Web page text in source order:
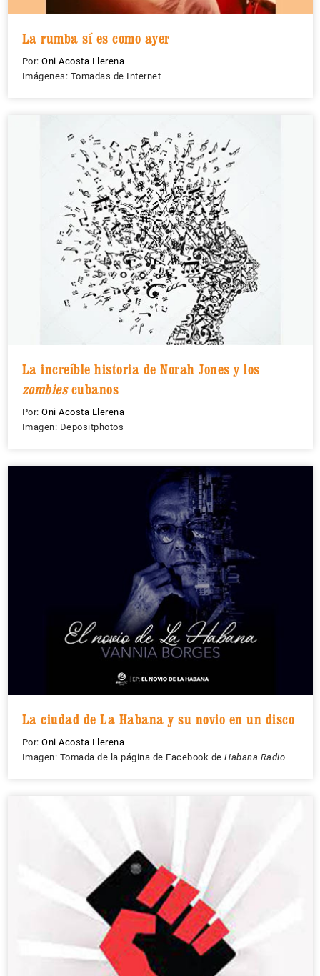
La rumba sí es como ayer
Por: Oni Acosta Llerena
Imágenes: Tomadas de Internet
La increíble historia de Norah Jones y los
zombiescubanos
Por: Oni Acosta Llerena
Imagen: Depositphotos
La ciudad de La Habana y su novio en un disco
Por: Oni Acosta Llerena
Imagen: Tomada de la página de Facebook de Habana Radio